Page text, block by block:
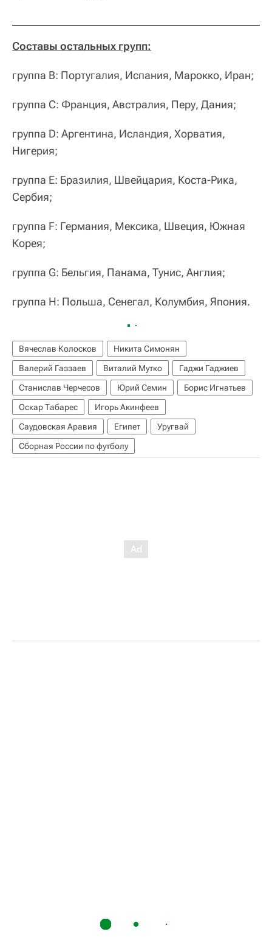
Составы остальных групп:
группа В: Португалия, Испания, Марокко, Иран;
группа С: Франция, Австралия, Перу, Дания;
группа D: Аргентина, Исландия, Хорватия,
Нигерия;
группа Е: Бразилия, Швейцария, Коста-Рика,
Сербия;
группа F: Германия, Мексика, Швеция, Южная
Корея;
группа G: Бельгия, Панама, Тунис, Англия;
группа H: Польша, Сенегал, Колумбия, Япония.
Вячеслав Колосков
Никита Симонян
Валерий Газзаев
Виталий Мутко
Гаджи Гаджиев
Станислав Черчесов
Юрий Семин
Борис Игнатьев
Оскар Табарес
Игорь Акинфеев
Саудовская Аравия
Египет
Уругвай
Сборная России по футболу